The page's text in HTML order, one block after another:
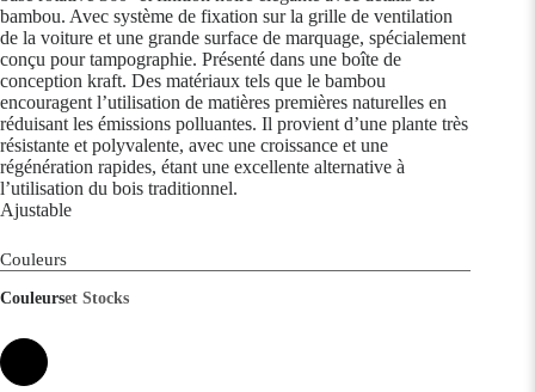
bambou. Avec système de fixation sur la grille de ventilation
de la voiture et une grande surface de marquage, spécialement
conçu pour tampographie. Présenté dans une boîte de
conception kraft. Des matériaux tels que le bambou
encouragent l’utilisation de matières premières naturelles en
réduisant les émissions polluantes. Il provient d’une plante très
résistante et polyvalente, avec une croissance et une
régénération rapides, étant une excellente alternative à
l’utilisation du bois traditionnel.
Ajustable
Couleurs
Couleurset Stocks